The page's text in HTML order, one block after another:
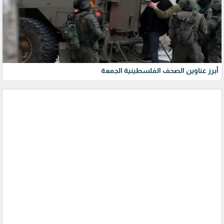
أبرز عناوين الصحف الفلسطينية الجمعة